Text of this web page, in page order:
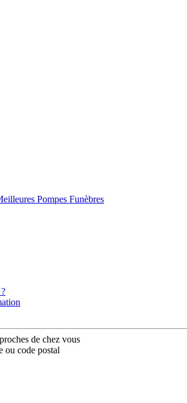
Pompes Funèbres
de chez vous
ou code postal